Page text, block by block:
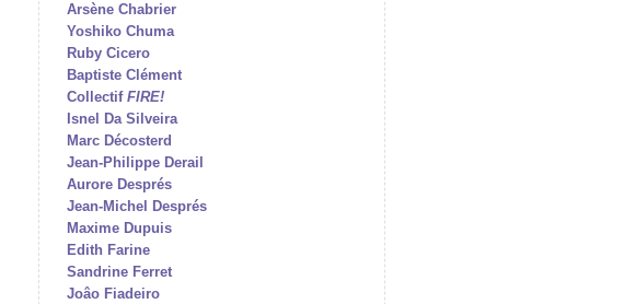
Arsène Chabrier
Yoshiko Chuma
Ruby Cicero
Baptiste Clément
Collectif FIRE!
Isnel Da Silveira
Marc Décosterd
Jean-Philippe Derail
Aurore Després
Jean-Michel Després
Maxime Dupuis
Edith Farine
Sandrine Ferret
Joâo Fiadeiro